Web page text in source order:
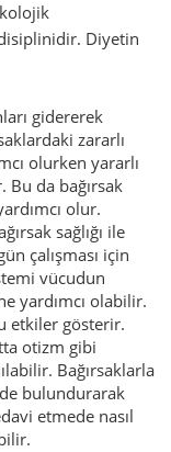
Diyetin
gidererek
zararlı
olurken yararlı
da bağırsak
olur.
sağlığı ile
çalışması için
vücudun
yardımcı olabilir.
etkiler gösterir.
otizm gibi
Bağırsaklarla
bulundurarak
etmede nasıl